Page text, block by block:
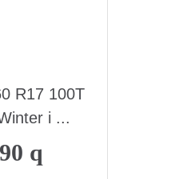
R17 100T
i ...
q